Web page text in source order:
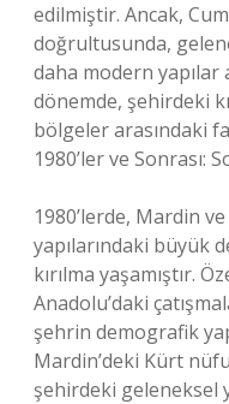
edilmiştir. Ancak,
doğrultusunda,
daha modern yapılar
dönemde, şehirdeki
bölgeler arasındaki
1980’ler ve Sonrası:
1980’lerde, Mardin
yapılarındaki büyük
kırılma yaşamıştır.
Anadolu’daki
şehrin demografik
Mardin’deki Kürt
şehirdeki geleneksel